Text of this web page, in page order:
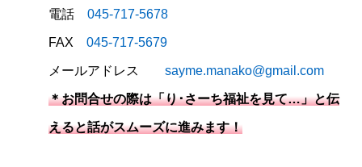
電話 045-717-5678
FAX 045-717-5679
メールアドレス sayme.manako@gmail.com
＊お問合せの際は「り･さーち福祉を見て…」と伝
えると話がスムーズに進みます！